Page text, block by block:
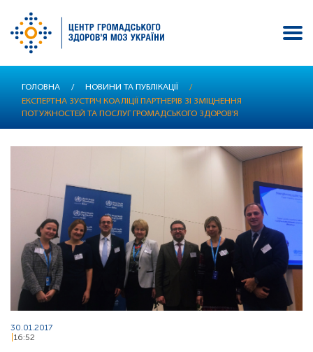
ГОЛОВНА / НОВИНИ ТА ПУБЛІКАЦІЇ
/
ЕКСПЕРТНА ЗУСТРІЧ КОАЛІЦІЇ ПАРТНЕРІВ ЗІ ЗМІЦНЕННЯ
ПОТУЖНОСТЕЙ ТА ПОСЛУГ ГРОМАДСЬКОГО ЗДОРОВ'Я
30.01.2017
16:52